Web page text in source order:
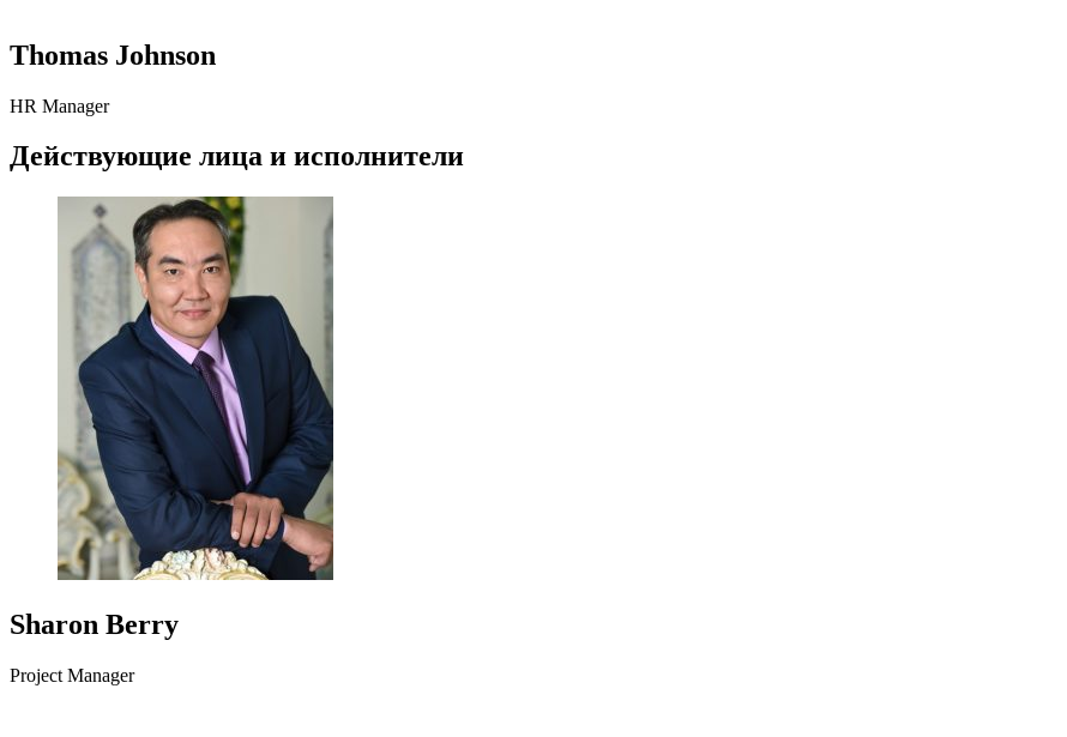
Thomas Johnson
HR Manager
Действующие лица и исполнители
Sharon Berry
Project Manager